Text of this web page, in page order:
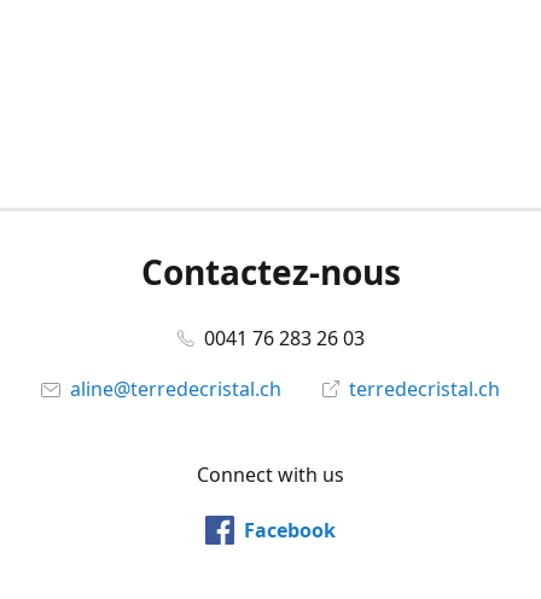
Contactez-nous
0041 76 283 26 03
aline@terredecristal.ch
terredecristal.ch
Connect with us
Facebook